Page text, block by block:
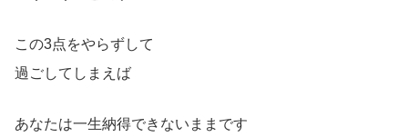
この3点をやらずして
過ごしてしまえば
あなたは一生納得できないままです